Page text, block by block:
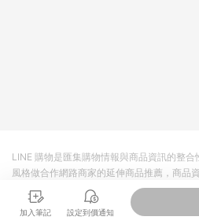
加入筆記 設定到價通知
LINE 購物是匯集購物情報與商品資訊的整
風格做合作網路商家的延伸商品推薦，商品
商品至各合作網路商家，確認現售價與購物
準。